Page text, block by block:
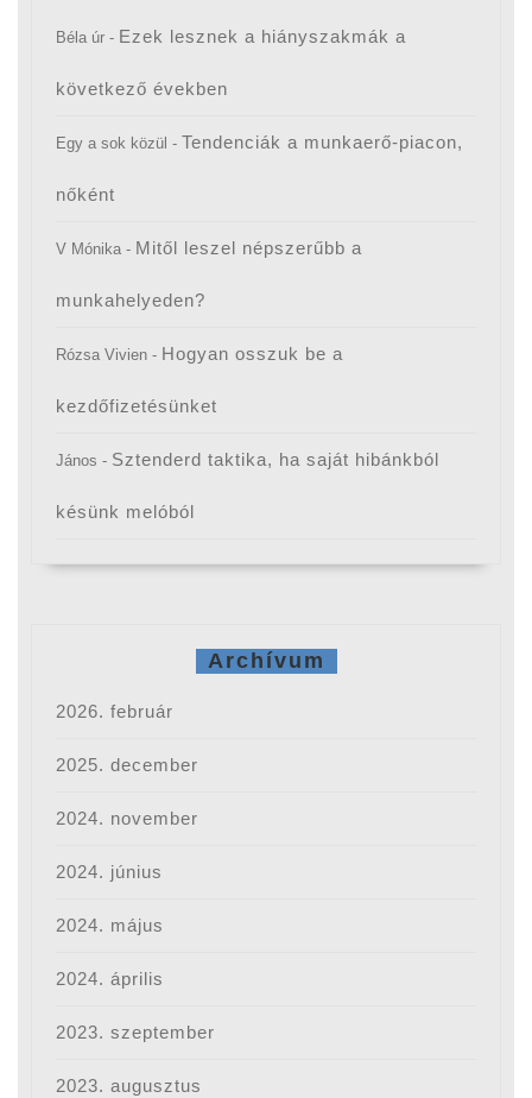
Béla úr - Ezek lesznek a hiányszakmák a
következő években
Egy a sok közül - Tendenciák a munkaerő-piacon,
nőként
V Mónika - Mitől leszel népszerűbb a
munkahelyeden?
Rózsa Vivien - Hogyan osszuk be a
kezdőfizetésünket
János - Sztenderd taktika, ha saját hibánkból
késünk melóból
Archívum
2026. február
2025. december
2024. november
2024. június
2024. május
2024. április
2023. szeptember
2023. augusztus